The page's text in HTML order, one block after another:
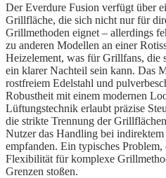
Der Everdure Fusion verfügt über
Grillfläche, die sich nicht nur für
Grillmethoden eignet – allerdings
zu anderen Modellen an einer
Heizelement, was für Grillfans, die
ein klarer Nachteil sein kann. Das
rostfreiem Edelstahl und
Robustheit mit einem modernen
Lüftungstechnik erlaubt präzise
die strikte Trennung der
Nutzer das Handling bei
empfanden. Ein typisches
Flexibilität für komplexe
Grenzen stoßen.